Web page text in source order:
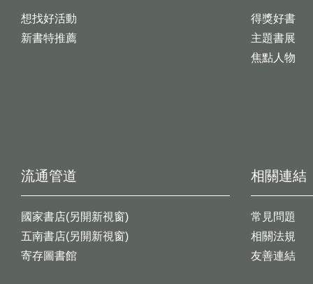
想找好活動
新書特推薦
得獎好書
主題書展
焦點人物
流通管道
國家書店(另開新視窗)
五南書店(另開新視窗)
寄存圖書館
相關連結
常見問題
相關法規
友善連結